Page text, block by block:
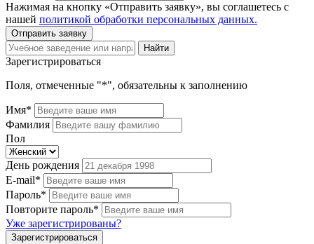
Нажимая на кнопку «Отправить заявку», вы соглашетесь с
нашей политикой обработки персональных данных.
Отправить заявку
Найти
Зарегистрироваться
Поля, отмеченные "*", обязательны к заполнению
Имя*
Фамилия
Пол
День рождения
E-mail*
Пароль*
Повторите пароль*
Уже зарегистрированы?
Зарегистрироваться